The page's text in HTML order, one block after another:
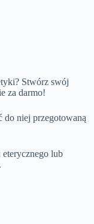
Stwórz swój
za darmo!
do niej przegotowaną
eterycznego lub